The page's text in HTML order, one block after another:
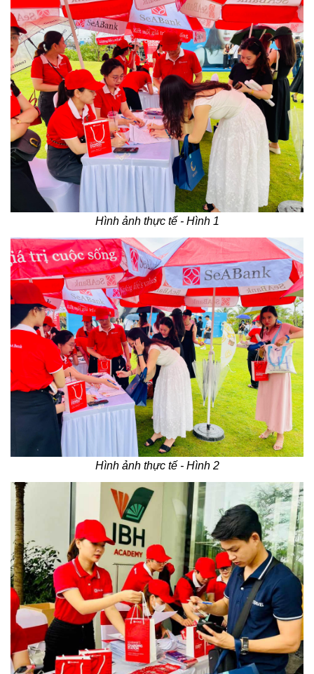
Hình ảnh thực tế - Hình 1
Hình ảnh thực tế - Hình 2